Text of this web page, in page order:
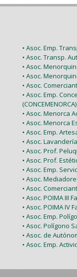
• Asoc. Emp.
• Asoc. Transp.
• Asoc.
• Asoc.
• Asoc.
• Asoc. Emp.
(CONCEMENORCA)
• Asoc. Menorca
• Asoc. Menorca
• Asoc. Emp.
• Asoc.
• Asoc. Prof.
• Asoc. Prof.
• Asoc. Emp.
• Asoc.
• Asoc.
• Asoc. POIMA III
• Asoc. POIMA IV
• Asoc. Emp.
• Asoc. Polígono
• Asoc. de
• Asoc. Emp.